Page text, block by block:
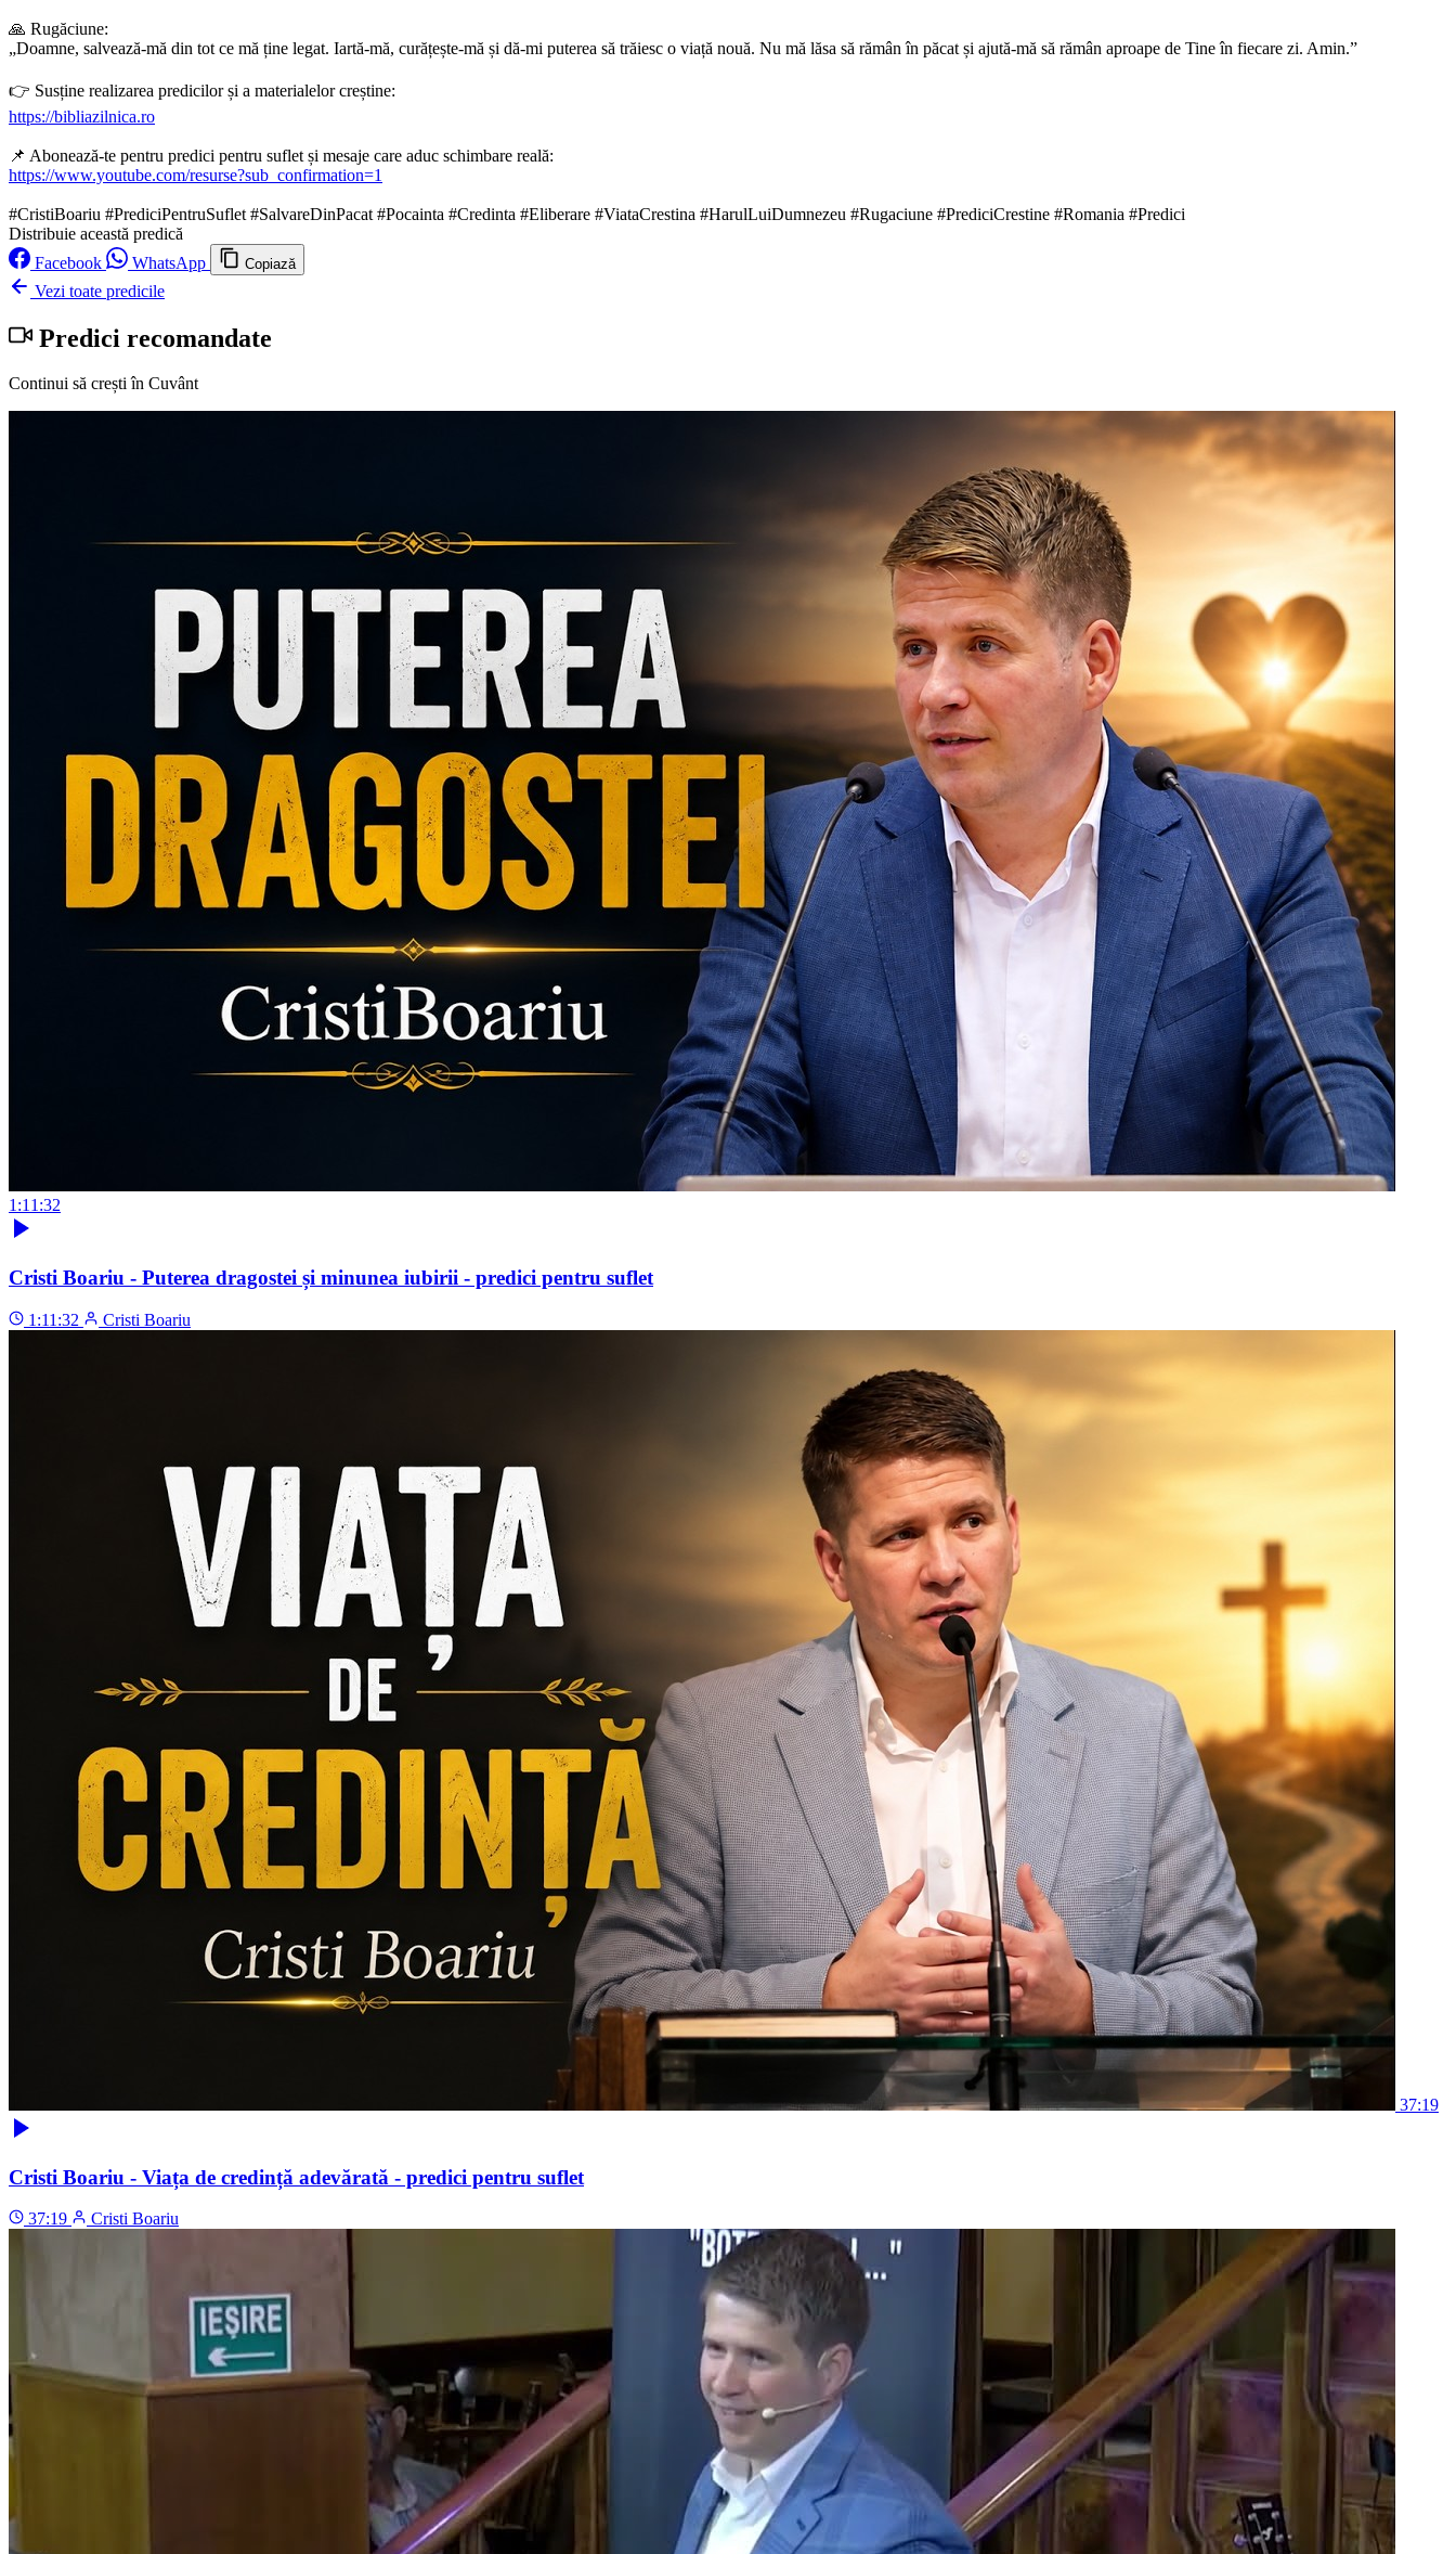
🙏 Rugăciune:
„Doamne, salvează-mă din tot ce mă ține legat. Iartă-mă, curățește-mă și dă-mi puterea să trăiesc o viață nouă. Nu mă lăsa să rămân în păcat și ajută-mă să rămân aproape de Tine în fiecare zi. Amin.”
👉 Susține realizarea predicilor și a materialelor creștine:
https://bibliazilnica.ro
📌 Abonează-te pentru predici pentru suflet și mesaje care aduc schimbare reală:
https://www.youtube.com/resurse?sub_confirmation=1
#CristiBoariu #PrediciPentruSuflet #SalvareDinPacat #Pocainta #Credinta #Eliberare #ViataCrestina #HarulLuiDumnezeu #Rugaciune #PrediciCrestine #Romania #Predici
Distribuie această predică
Facebook
WhatsApp Copiază
Vezi toate predicile
Predici recomandate
Continui să crești în Cuvânt
1:11:32
Cristi Boariu - Puterea dragostei și minunea iubirii - predici pentru suflet
1:11:32 Cristi Boariu
37:19
Cristi Boariu - Viața de credință adevărată - predici pentru suflet
37:19 Cristi Boariu